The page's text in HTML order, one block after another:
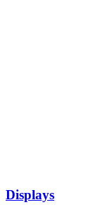
Displays